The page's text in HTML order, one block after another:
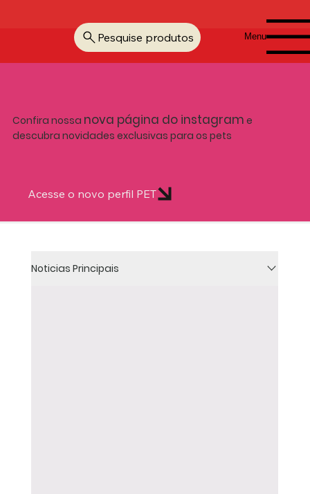
Menu
Pesquise produtos
Confira nossa nova página do instagram e
descubra novidades exclusivas para os pets
Acesse o novo perfil PET
Noticias Principais